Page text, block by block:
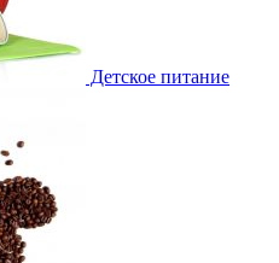
Детское питание